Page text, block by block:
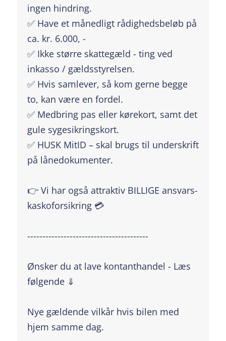
ingen hindring.
✅ Have et månedligt rådighedsbeløb på
ca. kr. 6.000, -
✅ Ikke større skattegæld - ting ved
inkasso / gældsstyrelsen.
✅ Hvis samlever, så kom gerne begge
to, kan være en fordel.
✅ Medbring pas eller kørekort, samt det
gule sygesikringskort.
✅ HUSK MitID – skal brugs til underskrift
på lånedokumenter.
👉 Vi har også attraktiv BILLIGE ansvars-
kaskoforsikring 💳
----------------------------------------
Ønsker du at lave kontanthandel - Læs
følgende ⇓
Nye gældende vilkår hvis bilen med
hjem samme dag.